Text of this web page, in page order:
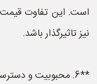
است. این تفاوت قیمت
نیز تاثیرگذار باشد.
**6. محبوبیت و دسترسی در ایران:**